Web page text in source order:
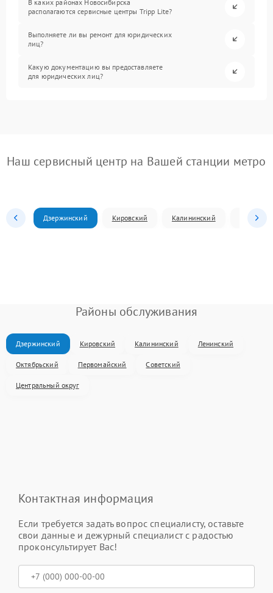
В каких районах Новосибирска
располагаются сервисные центры Tripp Lite?
Выполняете ли вы ремонт для юридических
лиц?
Какую документацию вы предоставляете
для юридических лиц?
Наш сервисный центр на Вашей станции метро
Дзержинский Кировский Калининский
Районы обслуживания
Дзержинский Кировский Калининский Ленинский
Октябрьский Первомайский Советский
Центральный округ
Контактная информация
Если требуется задать вопрос специалисту, оставьте
свои данные и дежурный специалист с радостью
проконсультирует Вас!